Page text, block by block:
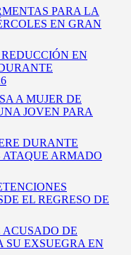
PARA LA
EN GRAN
EN
A MUJER DE
JOVEN PARA
DURANTE
ARMADO
EL REGRESO DE
DE
SU EXSUEGRA EN